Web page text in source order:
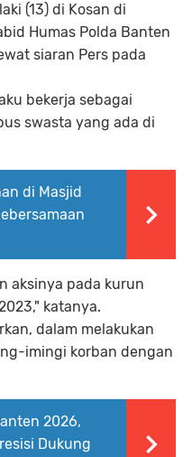
(13) di Kosan di
Humas Polda Banten
siaran Pers pada
bekerja sebagai
swasta yang ada di
di Masjid
aksinya pada kurun
katanya.
dalam melakukan
imingi korban dengan
2026,
Dukung